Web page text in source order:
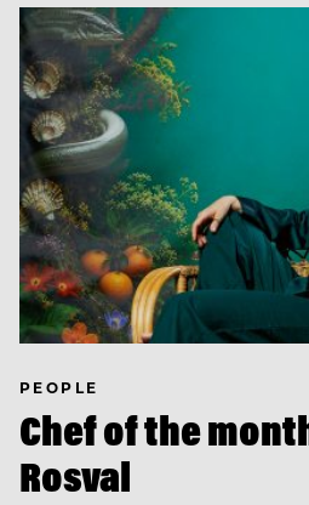
PEOPLE
Chef of the
Rosval